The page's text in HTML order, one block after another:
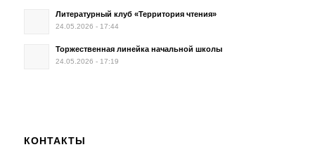
Литературный клуб «Территория чтения»
24.05.2026 - 17:44
Торжественная линейка начальной школы
24.05.2026 - 17:19
КОНТАКТЫ